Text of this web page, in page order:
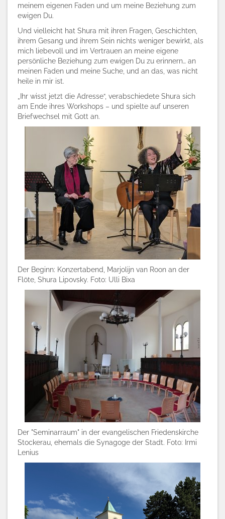
meinem eigenen Faden und um meine Beziehung zum
ewigen Du.
Und vielleicht hat Shura mit ihren Fragen, Geschichten,
ihrem Gesang und ihrem Sein nichts weniger bewirkt, als
mich liebevoll und im Vertrauen an meine eigene
persönliche Beziehung zum ewigen Du zu erinnern… an
meinen Faden und meine Suche, und an das, was nicht
heile in mir ist.
„Ihr wisst jetzt die Adresse“, verabschiedete Shura sich
am Ende ihres Workshops – und spielte auf unseren
Briefwechsel mit Gott an.
Der Beginn: Konzertabend, Marjolijn van Roon an der
Flöte, Shura Lipovsky. Foto: Ulli Bixa
Der "Seminarraum" in der evangelischen Friedenskirche
Stockerau, ehemals die Synagoge der Stadt. Foto: Irmi
Lenius